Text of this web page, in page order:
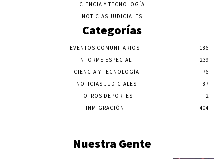
CIENCIA Y TECNOLOGÍA
NOTICIAS JUDICIALES
Categorías
EVENTOS COMUNITARIOS
186
INFORME ESPECIAL
239
CIENCIA Y TECNOLOGÍA
76
NOTICIAS JUDICIALES
87
OTROS DEPORTES
2
INMIGRACIÓN
404
Nuestra Gente